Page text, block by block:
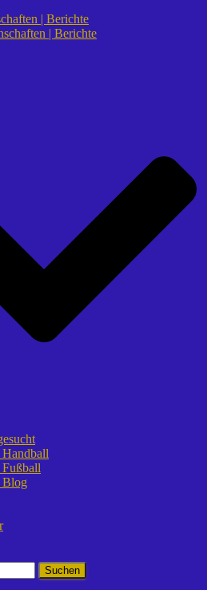
| Berichte
| Berichte
Handball
Fußball
Blog